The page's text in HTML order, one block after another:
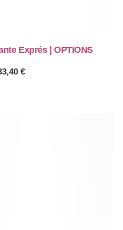
Exprés | OPTIONS
€